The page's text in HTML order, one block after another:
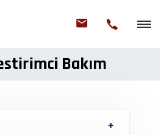
Bakım